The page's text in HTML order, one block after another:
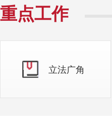
重点工作
立法广角